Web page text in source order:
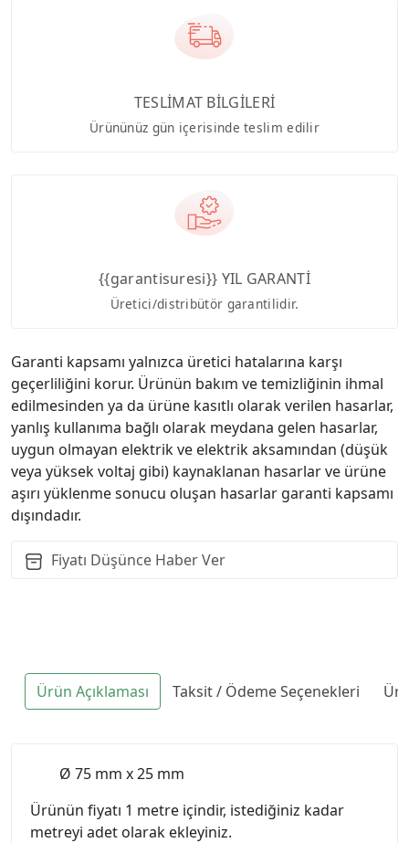
TESLİMAT BİLGİLERİ
Ürününüz gün içerisinde teslim edilir
{{garantisuresi}} YIL GARANTİ
Üretici/distribütör garantilidir.
Garanti kapsamı yalnızca üretici hatalarına karşı
geçerliliğini korur. Ürünün bakım ve temizliğinin ihmal
edilmesinden ya da ürüne kasıtlı olarak verilen hasarlar,
yanlış kullanıma bağlı olarak meydana gelen hasarlar,
uygun olmayan elektrik ve elektrik aksamından (düşük
veya yüksek voltaj gibi) kaynaklanan hasarlar ve ürüne
aşırı yüklenme sonucu oluşan hasarlar garanti kapsamı
dışındadır.
Fiyatı Düşünce Haber Ver
Ürün Açıklaması Taksit / Ödeme Seçenekleri
Ø 75 mm x 25 mm
Ürünün fiyatı 1 metre içindir, istediğiniz kadar
metreyi adet olarak ekleyiniz.